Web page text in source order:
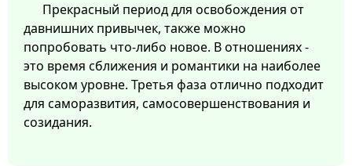
Прекрасный период для освобождения от
давнишних привычек, также можно
попробовать что-либо новое. В отношениях -
это время сближения и романтики на наиболее
высоком уровне. Третья фаза отлично подходит
для саморазвития, самосовершенствования и
созидания.